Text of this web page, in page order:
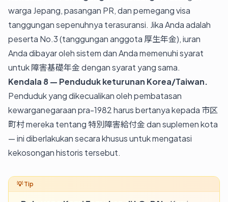
warga Jepang, pasangan PR, dan pemegang visa
tanggungan sepenuhnya terasuransi. Jika Anda adalah
peserta No.3 (tanggungan anggota 厚生年金), iuran
Anda dibayar oleh sistem dan Anda memenuhi syarat
untuk 障害基礎年金 dengan syarat yang sama.
Kendala 8 — Penduduk keturunan Korea/Taiwan.
Penduduk yang dikecualikan oleh pembatasan
kewarganegaraan pra-1982 harus bertanya kepada 市区
町村 mereka tentang 特別障害給付金 dan suplemen kota
— ini diberlakukan secara khusus untuk mengatasi
kekosongan historis tersebut.